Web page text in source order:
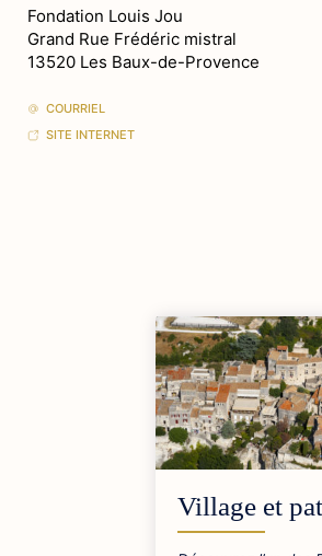
Fondation Louis Jou
Grand Rue Frédéric mistral
13520 Les Baux-de-Provence
COURRIEL
SITE INTERNET
Village et